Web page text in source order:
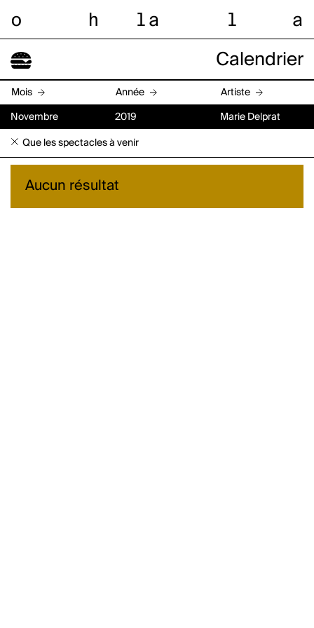
o h l a l a
Calendrier
Mois Année Artiste
Novembre 2019 Marie Delprat
Que les spectacles à venir
Aucun résultat